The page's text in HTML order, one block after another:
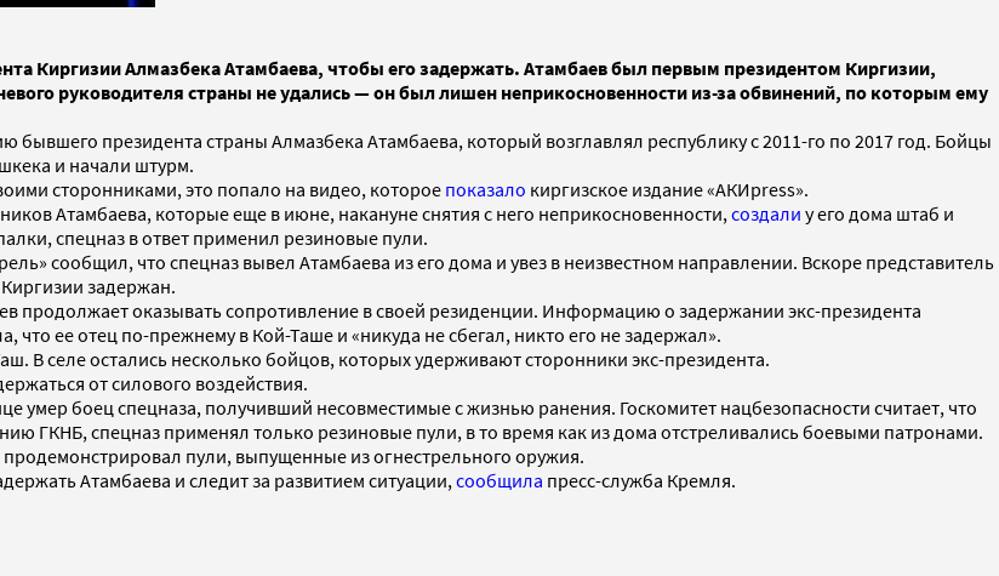
Киргизии Алмазбека Атамбаева, чтобы его задержать. Атамбаев был первым президентом Киргизии,
руководителя страны не удались — он был лишен неприкосновенности из-за обвинений, по которым ему
президента страны Алмазбека Атамбаева, который возглавлял республику с 2011-го по 2017 год. Бойцы
и начали штурм.
сторонниками, это попало на видео, которое показало киргизское издание «АКИpress».
Атамбаева, которые еще в июне, накануне снятия с него неприкосновенности, создали у его дома штаб и
спецназ в ответ применил резиновые пули.
сообщил, что спецназ вывел Атамбаева из его дома и увез в неизвестном направлении. Вскоре представитель
задержан.
продолжает оказывать сопротивление в своей резиденции. Информацию о задержании экс-президента
что ее отец по-прежнему в Кой-Таше и «никуда не сбегал, никто его не задержал».
В селе остались несколько бойцов, которых удерживают сторонники экс-президента.
от силового воздействия.
умер боец спецназа, получивший несовместимые с жизнью ранения. Госкомитет нацбезопасности считает, что
ГКНБ, спецназ применял только резиновые пули, в то время как из дома отстреливались боевыми патронами.
пули, выпущенные из огнестрельного оружия.
Атамбаева и следит за развитием ситуации, сообщила пресс-служба Кремля.